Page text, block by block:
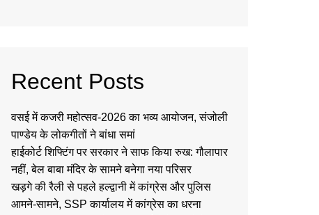
Recent Posts
वसई में कजरी महोत्सव-2026 का भव्य आयोजन, संजोली
पाण्डेय के लोकगीतों ने बांधा समां
हाईकोर्ट शिफ्टिंग पर सरकार ने साफ किया रुख: गौलापार
नहीं, बेल बाबा मंदिर के सामने बनेगा नया परिसर
खड़गे की रैली से पहले हल्द्वानी में कांग्रेस और पुलिस
आमने-सामने, SSP कार्यालय में कांग्रेस का धरना